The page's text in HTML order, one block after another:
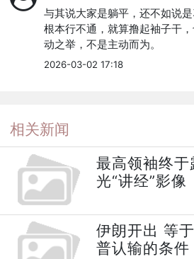
与其说大家是躺平，还不如说
根本行不通，就算撸起袖子干
动之举，不是主动而为。
2026-03-02 17:18
相关新闻
最高领袖终
光“讲经”影像
伊朗开出 等
普认输的条件